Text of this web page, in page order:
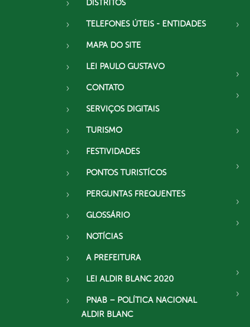
DISTRITOS
TELEFONES ÚTEIS - ENTIDADES
MAPA DO SITE
LEI PAULO GUSTAVO
CONTATO
SERVIÇOS DIGITAIS
TURISMO
FESTIVIDADES
PONTOS TURISTÍCOS
PERGUNTAS FREQUENTES
GLOSSÁRIO
NOTÍCIAS
A PREFEITURA
LEI ALDIR BLANC 2020
PNAB – POLÍTICA NACIONAL
ALDIR BLANC